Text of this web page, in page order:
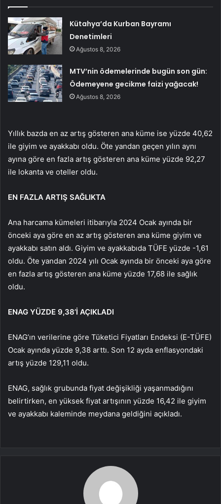
Kütahya’da Kurban Bayramı
Denetimleri
Ağustos 8, 2026
MTV’nin ödemelerinde bugün son gün:
Ödemeyene gecikme faizi yağacak!
Ağustos 8, 2026
Yıllık bazda en az artış gösteren ana küme ise yüzde 40,62
ile giyim ve ayakkabı oldu. Öte yandan geçen yılın aynı
ayına göre en fazla artış gösteren ana küme yüzde 92,27
ile lokanta ve oteller oldu.
EN FAZLA ARTIŞ SAĞLIKTA
Ana harcama kümeleri itibarıyla 2024 Ocak ayında bir
önceki aya göre en az artış gösteren ana küme giyim ve
ayakkabı satın aldı. Giyim ve ayakkabıda TÜFE yüzde -1,61
oldu. Öte yandan 2024 yılı Ocak ayında bir önceki aya göre
en fazla artış gösteren ana küme yüzde 17,68 ile sağlık
oldu.
ENAG YÜZDE 9,38’İ AÇIKLADI
ENAG’ın verilerine göre Tüketici Fiyatları Endeksi (E-TÜFE)
Ocak ayında yüzde 9,38 arttı. Son 12 ayda enflasyondaki
artış yüzde 129,11 oldu.
ENAG, sağlık grubunda fiyat değişikliği yaşanmadığını
belirtirken, en yüksek fiyat artışının yüzde 16,42 ile giyim
ve ayakkabı kaleminde meydana geldiğini açıkladı.